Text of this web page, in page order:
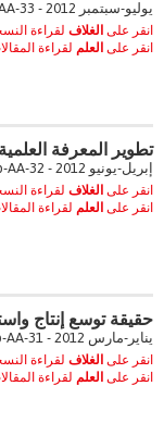
يوليو-سبتمبر 2012 - Op-AA-33
انقر على الغلاف لقراءة
انقر على العلم لقراءة
تطوير المعرفة
إبريل-يونيو 2012 - Op-AA-32
انقر على الغلاف لقراءة
انقر على العلم لقراءة
حقيقة توسع إنتاج
يناير-مارس 2012 - Op-AA-31
انقر على الغلاف لقراءة
انقر على العلم لقراءة